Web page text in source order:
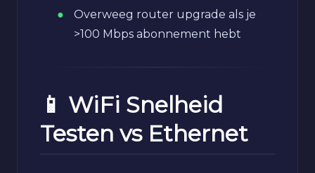
Overweeg router upgrade als je
>100 Mbps abonnement hebt
📱 WiFi Snelheid
Testen vs Ethernet